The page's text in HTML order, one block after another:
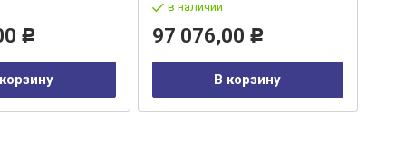
Р
в наличии
97 076,00 Р
В корзину